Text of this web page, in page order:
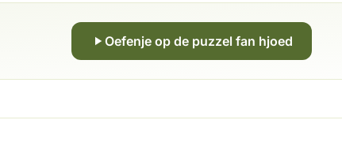
Oefenje op de puzzel fan hjoed